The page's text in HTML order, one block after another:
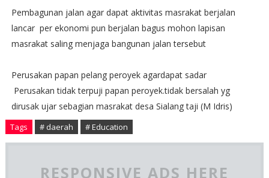
Pembagunan jalan agar dapat aktivitas masrakat berjalan
lancar per ekonomi pun berjalan bagus mohon lapisan
masrakat saling menjaga bangunan jalan tersebut
Perusakan papan pelang peroyek agardapat sadar
Perusakan tidak terpuji papan peroyek.tidak bersalah yg
dirusak ujar sebagian masrakat desa Sialang taji (M Idris)
Tags # daerah # Education
RESPONSIVE ADS HERE